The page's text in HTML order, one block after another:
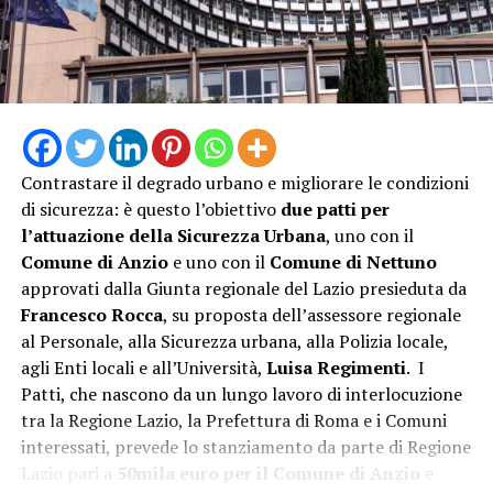
“L’attivazione della Guardia Medica Turistica – afferma il
sindaco Matilde Celentano – rappresenta una risposta
concreta alle esigenze del nostro territorio nel periodo
di maggiore affluenza estiva. Mettiamo a disposizione di
residenti e turisti un servizio di prossimità che rafforza
la tutela della salute e contribuisce a rendere il nostro
litorale ancora più accogliente e sicuro. La sinergia tra
Contrastare il degrado urbano e migliorare le condizioni
di sicurezza: è questo l’obiettivo due patti per
l’attuazione della Sicurezza Urbana, uno con il
Comune di Anzioe uno con il Comune di Nettuno
approvati dalla Giunta regionale del Lazio presieduta da
Francesco Rocca, su proposta dell’assessore regionale
al Personale, alla Sicurezza urbana, alla Polizia locale,
agli Enti locali e all’Università, Luisa Regimenti. I
Patti, che nascono da un lungo lavoro di interlocuzione
tra la Regione Lazio, la Prefettura di Roma e i Comuni
interessati, prevede lo stanziamento da parte di Regione
Lazio pari a
50mila euro per il Comune di Anzio e